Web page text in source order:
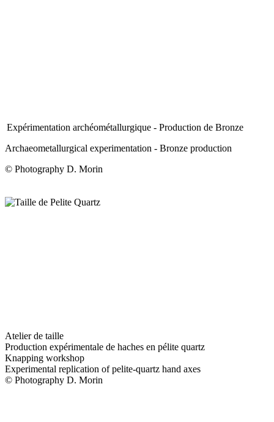
Expérimentation archéométallurgique - Production de Bronze
Archaeometallurgical experimentation - Bronze production
© Photography D. Morin
Atelier de taille
Production expérimentale de haches en pélite quartz
Knapping workshop
Experimental replication of pelite-quartz hand axes
© Photography D. Morin